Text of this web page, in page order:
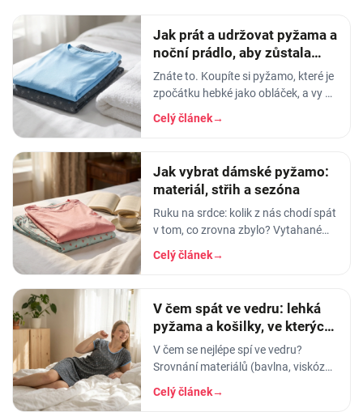
Jak prát a udržovat pyžama a
noční prádlo, aby zůstala
měkká
Znáte to. Koupíte si pyžamo, které je
zpočátku hebké jako obláček, a vy v
něm usínáte s pocitem, že spíte v
luxusu. Po pár měsících praní z něj…
Celý článek→
Jak vybrat dámské pyžamo:
materiál, střih a sezóna
Ruku na srdce: kolik z nás chodí spát
v tom, co zrovna zbylo? Vytahané
tričko po manželovi, staré legíny,
jedna nohavice nahoře, druhá dole.
Celý článek→
V čem spát ve vedru: lehká
pyžama a košilky, ve kterých
se nezapaříte
V čem se nejlépe spí ve vedru?
Srovnání materiálů (bavlna, viskóza,
len, hedvábí) a tipy na lehká letní
pyžama a noční košilky, ve kterých
Celý článek→